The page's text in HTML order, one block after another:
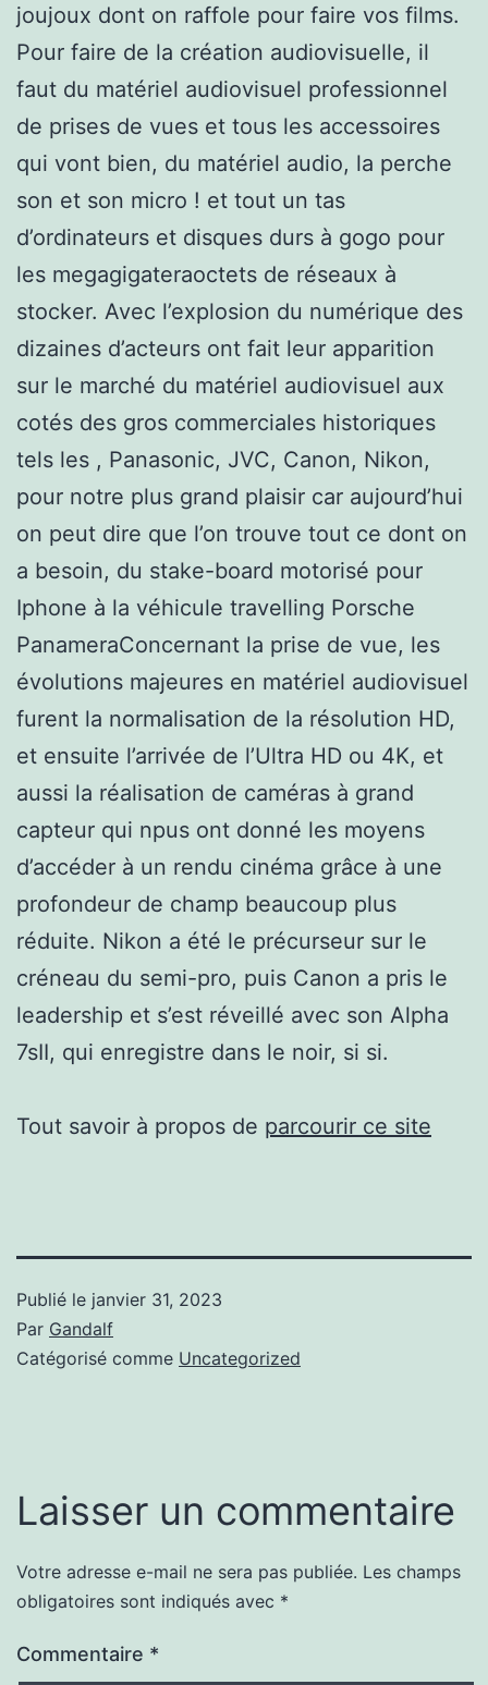
joujoux dont on raffole pour faire vos films.
Pour faire de la création audiovisuelle, il
faut du matériel audiovisuel professionnel
de prises de vues et tous les accessoires
qui vont bien, du matériel audio, la perche
son et son micro ! et tout un tas
d’ordinateurs et disques durs à gogo pour
les megagigateraoctets de réseaux à
stocker. Avec l’explosion du numérique des
dizaines d’acteurs ont fait leur apparition
sur le marché du matériel audiovisuel aux
cotés des gros commerciales historiques
tels les , Panasonic, JVC, Canon, Nikon,
pour notre plus grand plaisir car aujourd’hui
on peut dire que l’on trouve tout ce dont on
a besoin, du stake-board motorisé pour
Iphone à la véhicule travelling Porsche
PanameraConcernant la prise de vue, les
évolutions majeures en matériel audiovisuel
furent la normalisation de la résolution HD,
et ensuite l’arrivée de l’Ultra HD ou 4K, et
aussi la réalisation de caméras à grand
capteur qui npus ont donné les moyens
d’accéder à un rendu cinéma grâce à une
profondeur de champ beaucoup plus
réduite. Nikon a été le précurseur sur le
créneau du semi-pro, puis Canon a pris le
leadership et s’est réveillé avec son Alpha
7sII, qui enregistre dans le noir, si si.
Tout savoir à propos de parcourir ce site
Publié le janvier 31, 2023
Par Gandalf
Catégorisé comme Uncategorized
Laisser un commentaire
Votre adresse e-mail ne sera pas publiée. Les champs
obligatoires sont indiqués avec *
Commentaire *